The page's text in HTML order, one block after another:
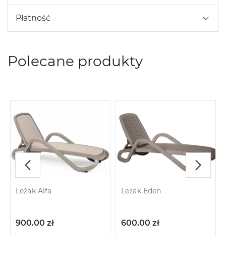
Płatność
Polecane produkty
Leżak Alfa
900.00 zł
Leżak Eden
600.00 zł